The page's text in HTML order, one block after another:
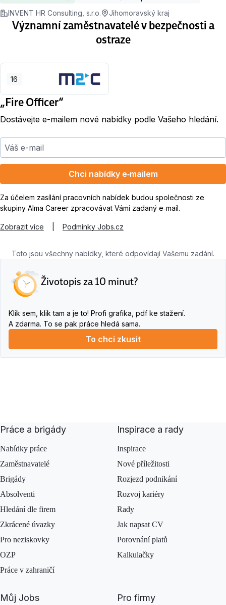
INVENT HR Consulting, s.r.o.
Jihomoravský kraj
Významní zaměstnavatelé v bezpečnosti a
ostraze
16
„Fire Officer“
Dostávejte e-mailem nové nabídky podle Vašeho hledání.
Váš e-mail
Chci nabídky e‑mailem
Za účelem zasílání pracovních nabídek budou společnosti ze
skupiny Alma Career zpracovávat Vámi zadaný e‑mail.
Zobrazit více Podmínky Jobs.cz
Toto jsou všechny nabídky, které odpovídají Vašemu zadání.
Životopis za 10 minut?
Klik sem, klik tam a je to! Profi grafika, pdf ke stažení.
A zdarma. To se pak práce hledá sama.
To chci zkusit
Práce a brigády
Nabídky práce
Zaměstnavatelé
Brigády
Absolventi
Hledání dle firem
Zkrácené úvazky
Pro neziskovky
OZP
Práce v zahraničí
Inspirace a rady
Inspirace
Nové příležitosti
Rozjezd podnikání
Rozvoj kariéry
Rady
Jak napsat CV
Porovnání platů
Kalkulačky
Můj Jobs Pro firmy